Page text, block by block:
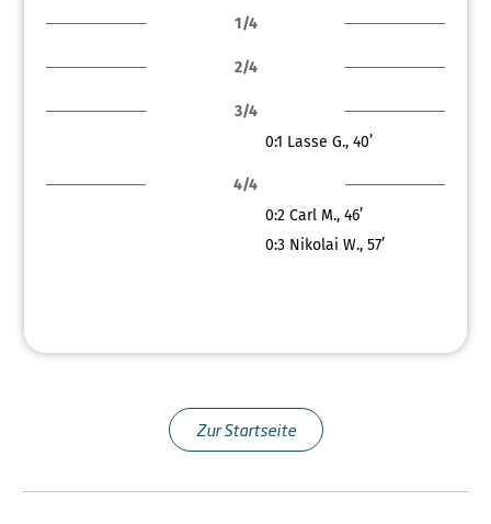
1/4
2/4
3/4
0:1 Lasse G., 40’
4/4
0:2 Carl M., 46’
0:3 Nikolai W., 57’
Zur Startseite